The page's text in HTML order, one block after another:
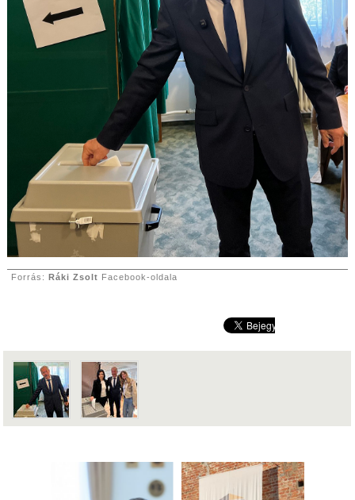
Forrás: Ráki Zsolt Facebook-oldala